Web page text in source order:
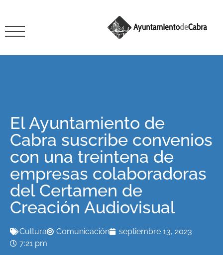
El Ayuntamiento de
Cabra suscribe convenios
con una treintena de
empresas colaboradoras
del Certamen de
Creación Audiovisual
Cultura Comunicación
septiembre 13, 2023
7:21 pm